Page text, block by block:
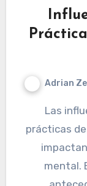
Adrian
Las influencias culturales moldean las
prácticas
mental.